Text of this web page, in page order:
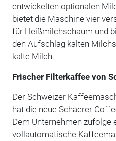
entwickelten optionalen
bietet die Maschine vier
für Heißmilchschaum und
den Aufschlag kalten
kalte Milch.
Frischer Filterkaffee von
Der Schweizer
hat die neue Schaerer
Dem Unternehmen zufolge
vollautomatische